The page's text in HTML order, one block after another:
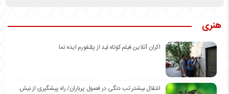
هنری
اکران آنلاین فیلم کوتاه لید از پلتفورم ایده نما
انتقال بیشتر تب دنگی در فصول پرباران/ راه پیشگیری از نیش